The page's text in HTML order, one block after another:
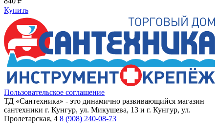
Купить
Пользовательское соглашение
ТД «Сантехника» - это динамично развивающийся магазин
сантехники г. Кунгур, ул. Микушева, 13 и г. Кунгур, ул.
Пролетарская, 4 8 (908) 240-08-73